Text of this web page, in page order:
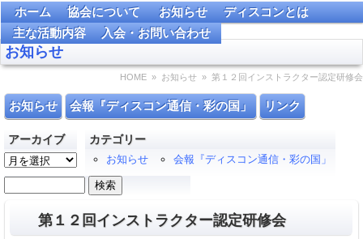
ホーム 協会について お知らせ
ディスコンとは
主な活動内容
入会・お問い合わせ
お知らせ
HOME » お知らせ » 第１２回インストラクター認定研修会
お知らせ 会報『ディスコン通信・彩の国」 リンク
アーカイブ
ア
ー
カ
カテゴリー
お知らせ
会報『ディスコン通信・彩の国」
第１２回インストラクター認定研修会